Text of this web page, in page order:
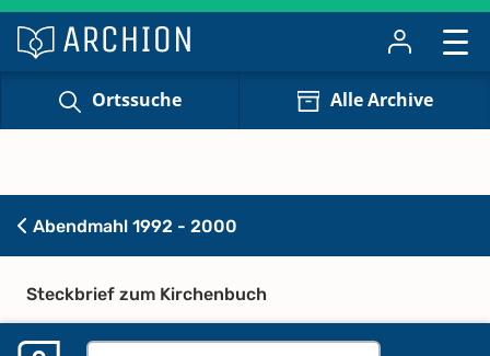
Ortssuche Alle Archive
Abendmahl 1992 - 2000
Steckbrief zum Kirchenbuch